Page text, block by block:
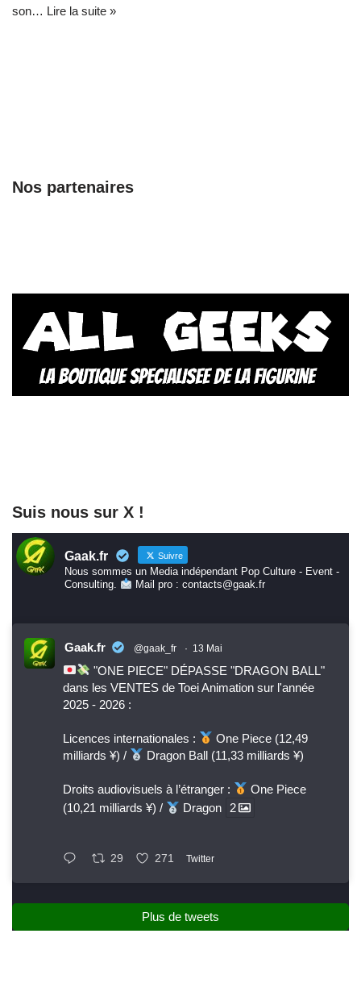
son… Lire la suite »
Nos partenaires
Suis nous sur X !
Gaak.fr Suivre
Nous sommes un Media indépendant Pop Culture - Event -
Consulting.
Mail pro : contacts@gaak.fr
Gaak.fr @gaak_fr · 13 Mai
"ONE PIECE" DÉPASSE "DRAGON BALL"
dans les VENTES de Toei Animation sur l'année
2025 - 2026 :
Licences internationales :
One Piece (12,49
milliards ¥) /
Dragon Ball (11,33 milliards ¥)
Droits audiovisuels à l’étranger :
One Piece
(10,21 milliards ¥) /
Dragon 2
29 271 Twitter
Plus de tweets